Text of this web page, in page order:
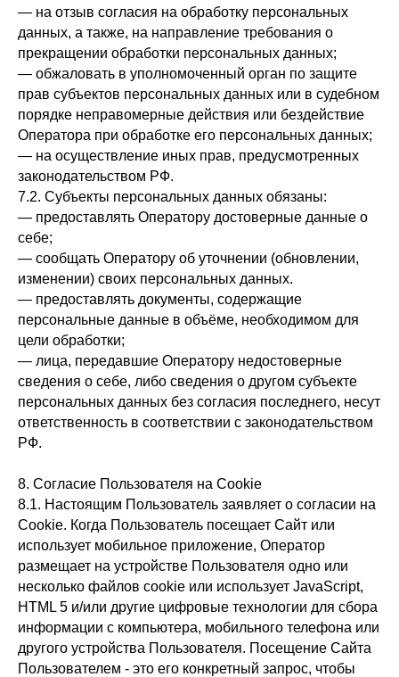
— на отзыв согласия на обработку персональных
данных, а также, на направление требования о
прекращении обработки персональных данных;
— обжаловать в уполномоченный орган по защите
прав субъектов персональных данных или в судебном
порядке неправомерные действия или бездействие
Оператора при обработке его персональных данных;
— на осуществление иных прав, предусмотренных
законодательством РФ.
7.2. Субъекты персональных данных обязаны:
— предоставлять Оператору достоверные данные о
себе;
— сообщать Оператору об уточнении (обновлении,
изменении) своих персональных данных.
— предоставлять документы, содержащие
персональные данные в объёме, необходимом для
цели обработки;
— лица, передавшие Оператору недостоверные
сведения о себе, либо сведения о другом субъекте
персональных данных без согласия последнего, несут
ответственность в соответствии с законодательством
РФ.
8. Согласие Пользователя на Cookie
8.1. Настоящим Пользователь заявляет о согласии на
Cookie. Когда Пользователь посещает Сайт или
использует мобильное приложение, Оператор
размещает на устройстве Пользователя одно или
несколько файлов cookie или использует JavaScript,
HTML 5 и/или другие цифровые технологии для сбора
информации с компьютера, мобильного телефона или
другого устройства Пользователя. Посещение Сайта
Пользователем - это его конкретный запрос, чтобы